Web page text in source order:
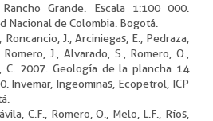
Grande. Escala 1:100 000.
Nacional de Colombia. Bogotá.
Roncancio, J., Arciniegas, E., Pedraza,
J., Alvarado, S., Romero, O.,
C. 2007. Geología de la plancha 14
Invemar, Ingeominas, Ecopetrol, ICP
C.F., Romero, O., Melo, L.F., Ríos,